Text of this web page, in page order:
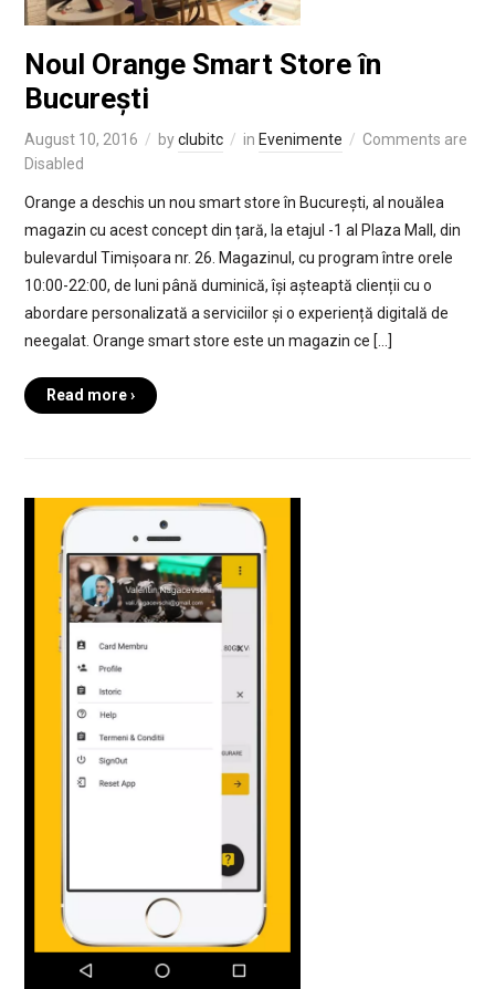
Noul Orange Smart Store în
București
August 10, 2016 byclubitc in Evenimente
Comments are
Disabled
Orange a deschis un nou smart store în București, al nouălea
magazin cu acest concept din țară, la etajul -1 al Plaza Mall, din
bulevardul Timișoara nr. 26. Magazinul, cu program între orele
10:00-22:00, de luni până duminică, își așteaptă clienții cu o
abordare personalizată a serviciilor și o experiență digitală de
neegalat. Orange smart store este un magazin ce […]
Read more ›